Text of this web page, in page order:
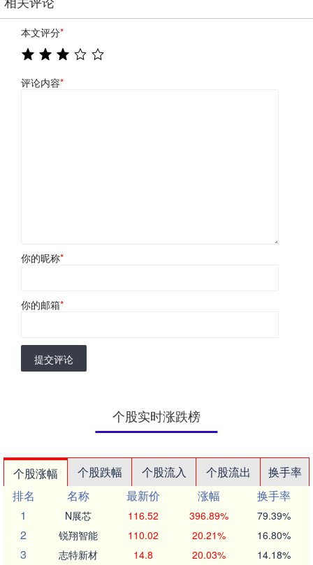
本文评分*
评论内容*
你的昵称*
你的邮箱*
提交评论
个股实时涨跌榜
个股涨幅 个股跌幅 个股流入 个股流出
换手率
排名
名称 最新价 涨幅
换手率
1
N展芯 116.52 396.89% 79.39%
2 锐翔智能 110.02 20.21% 16.80%
3 志特新材 14.8 20.03% 14.18%